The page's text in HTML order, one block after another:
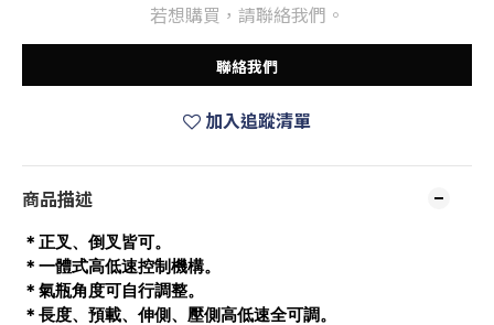
若想購買，請聯絡我們。
聯絡我們
加入追蹤清單
商品描述
＊正叉、倒叉皆可。
＊一體式高低速控制機構。
＊氣瓶角度可自行調整。
＊長度、預載、伸側、壓側高低速全可調。